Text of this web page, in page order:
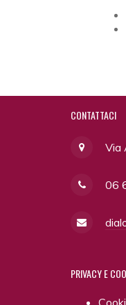
CONTATTACI
Via
06
PRIVACYE